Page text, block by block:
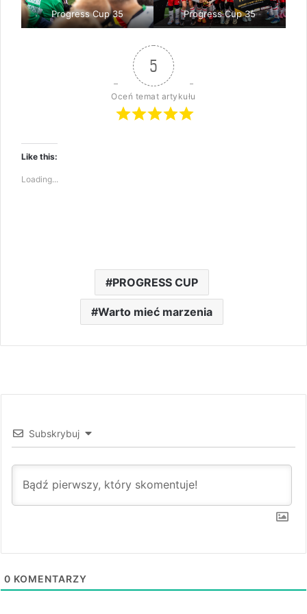
Progress Cup 35 Progress Cup 35
5
Oceń temat artykułu
Like this:
Loading...
PROGRESS CUP
Warto mieć marzenia
Subskrybuj
0 KOMENTARZY